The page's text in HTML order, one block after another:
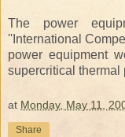
The power
''International
power equipment
supercritical thermal
at Monday, May 11,
Share